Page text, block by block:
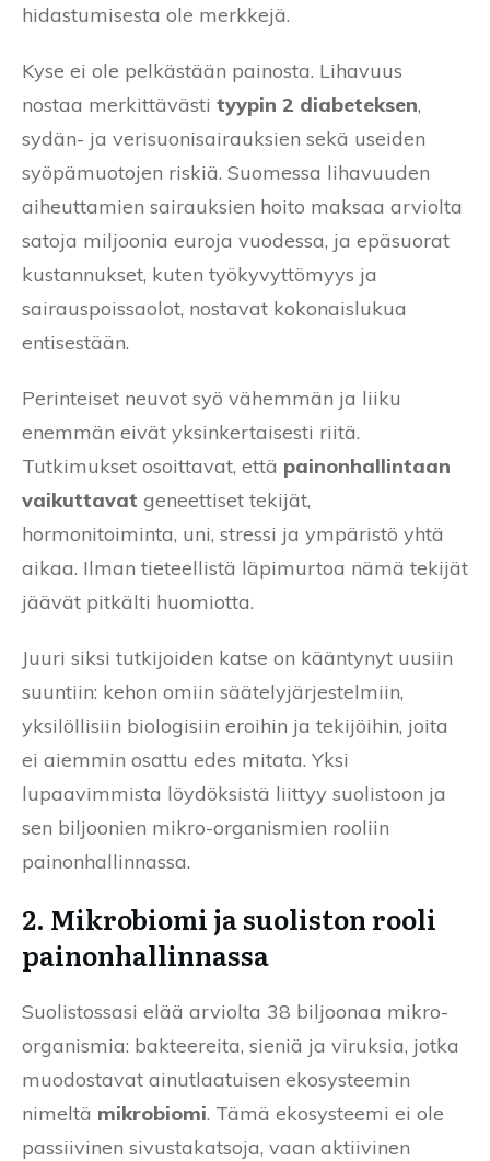
hidastumisesta ole merkkejä.
Kyse ei ole pelkästään painosta. Lihavuus
nostaa merkittävästi tyypin 2 diabeteksen,
sydän- ja verisuonisairauksien sekä useiden
syöpämuotojen riskiä. Suomessa lihavuuden
aiheuttamien sairauksien hoito maksaa arviolta
satoja miljoonia euroja vuodessa, ja epäsuorat
kustannukset, kuten työkyvyttömyys ja
sairauspoissaolot, nostavat kokonaislukua
entisestään.
Perinteiset neuvot syö vähemmän ja liiku
enemmän eivät yksinkertaisesti riitä.
Tutkimukset osoittavat, että painonhallintaan
vaikuttavat geneettiset tekijät,
hormonitoiminta, uni, stressi ja ympäristö yhtä
aikaa. Ilman tieteellistä läpimurtoa nämä tekijät
jäävät pitkälti huomiotta.
Juuri siksi tutkijoiden katse on kääntynyt uusiin
suuntiin: kehon omiin säätelyjärjestelmiin,
yksilöllisiin biologisiin eroihin ja tekijöihin, joita
ei aiemmin osattu edes mitata. Yksi
lupaavimmista löydöksistä liittyy suolistoon ja
sen biljoonien mikro-organismien rooliin
painonhallinnassa.
2. Mikrobiomi ja suoliston rooli
painonhallinnassa
Suolistossasi elää arviolta 38 biljoonaa mikro-
organismia: bakteereita, sieniä ja viruksia, jotka
muodostavat ainutlaatuisen ekosysteemin
nimeltä mikrobiomi. Tämä ekosysteemi ei ole
passiivinen sivustakatsoja, vaan aktiivinen